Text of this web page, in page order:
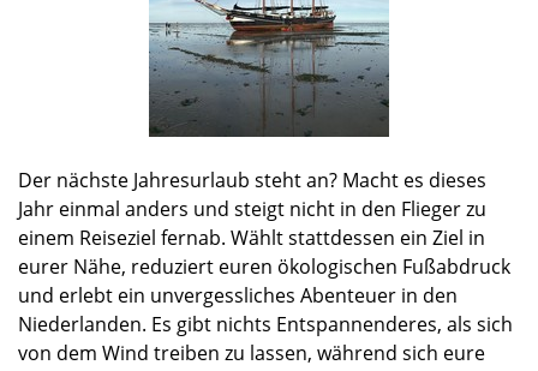
Der nächste Jahresurlaub steht an? Macht es dieses
Jahr einmal anders und steigt nicht in den Flieger zu
einem Reiseziel fernab. Wählt stattdessen ein Ziel in
eurer Nähe, reduziert euren ökologischen Fußabdruck
und erlebt ein unvergessliches Abenteuer in den
Niederlanden. Es gibt nichts Entspannenderes, als sich
von dem Wind treiben zu lassen, während sich eure